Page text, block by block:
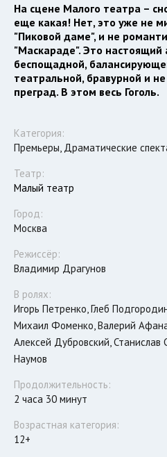
На сцене Малого театра –
еще какая! Нет, это уже не
"Пиковой даме", и не
"Маскараде". Это настоящий
беспощадной,
театральной, бравурной и
преград. В этом весь Гоголь.
Категория:
Премьеры, Драматические
Театр:
Малый театр
Город:
Москва
Режиссёр:
Владимир Драгунов
В ролях:
Игорь Петренко, Глеб
Михаил Фоменко, Валерий
Алексей Дубровский, Станислав
Наумов
Продолжительность:
2 часа 30 минут
Возрастная категория:
12+